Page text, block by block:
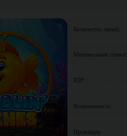
Количество линий:
Минимальная ставка:
RTP:
Волатильность:
Провайдер: